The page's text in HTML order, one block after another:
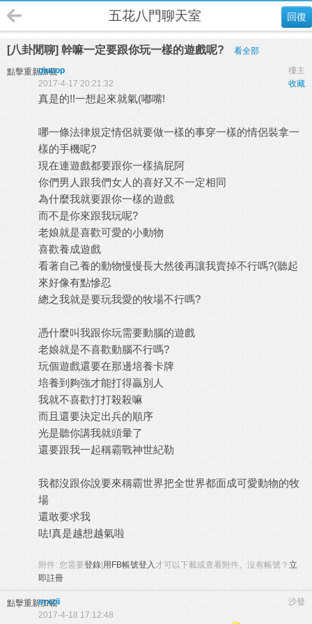
回復
五花八門聊天室
[八卦閒聊] 幹嘛一定要跟你玩一樣的遊戲呢? 看全部
點擊重新加載 樓主
giuoop
收藏
2017-4-17 20:21:32
真是的!!一想起來就氣(嘟嘴!
哪一條法律規定情侶就要做一樣的事穿一樣的情侶裝拿一
樣的手機呢?
現在連遊戲都要跟你一樣搞屁阿
你們男人跟我們女人的喜好又不一定相同
為什麼我就要跟你一樣的遊戲
而不是你來跟我玩呢?
老娘就是喜歡可愛的小動物
喜歡養成遊戲
看著自己養的動物慢慢長大然後再讓我賣掉不行嗎?(聽起
來好像有點慘忍
總之我就是要玩我愛的牧場不行嗎?
憑什麼叫我跟你玩需要動腦的遊戲
老娘就是不喜歡動腦不行嗎?
玩個遊戲還要在那邊培養卡牌
培養到夠強才能打得贏別人
我就不喜歡打打殺殺嘛
而且還要決定出兵的順序
光是聽你講我就頭暈了
還要跟我一起稱霸戰神世紀勒
我都沒跟你說要來稱霸世界把全世界都面成可愛動物的牧
場
還敢要求我
呿!真是越想越氣啦
附件: 您需要登錄 用FB帳號登入才可以下載或查看附件。沒有帳號？ 立
即註冊
點擊重新加載 沙發
srxzii
2017-4-18 17:12:48